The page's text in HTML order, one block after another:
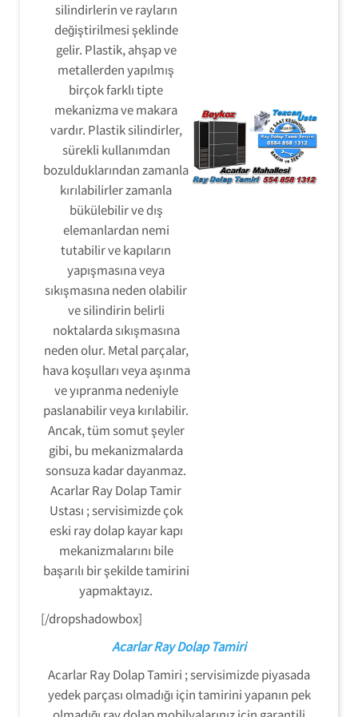
silindirlerin ve rayların
değiştirilmesi şeklinde
gelir. Plastik, ahşap ve
metallerden yapılmış
birçok farklı tipte
mekanizma ve makara
vardır. Plastik silindirler,
sürekli kullanımdan
bozulduklarından zamanla
kırılabilirler zamanla
bükülebilir ve dış
elemanlardan nemi
tutabilir ve kapıların
yapışmasına veya
sıkışmasına neden olabilir
ve silindirin belirli
noktalarda sıkışmasına
neden olur. Metal parçalar,
hava koşulları veya aşınma
ve yıpranma nedeniyle
paslanabilir veya kırılabilir.
Ancak, tüm somut şeyler
gibi, bu mekanizmalarda
sonsuza kadar dayanmaz.
Acarlar Ray Dolap Tamir
Ustası ; servisimizde çok
eski ray dolap kayar kapı
mekanizmalarını bile
başarılı bir şekilde tamirini
yapmaktayız.
[/dropshadowbox]
Acarlar Ray Dolap Tamiri
Acarlar Ray Dolap Tamiri ; servisimizde piyasada
yedek parçası olmadığı için tamirini yapanın pek